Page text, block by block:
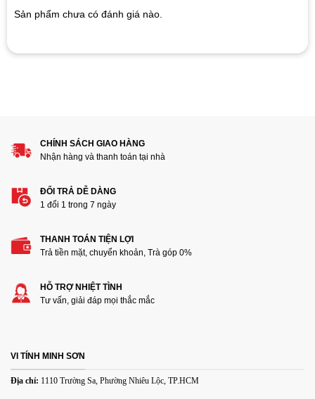
customer
ratings
Sản phẩm chưa có đánh giá nào.
Hãy là người đánh giá đầu tiên cho sản phẩm “Cáp Type-C
Thêm ảnh đánh giá
Email *
CHÍNH SÁCH GIAO HÀNG
Nhận hàng và thanh toán tại nhà
ĐỔI TRẢ DỄ DÀNG
1 đổi 1 trong 7 ngày
THANH TOÁN TIỆN LỢI
Trả tiền mặt, chuyển khoản, Trà góp 0%
HỖ TRỢ NHIỆT TÌNH
Tư vấn, giải đáp mọi thắc mắc
VI TÍNH MINH SƠN
Địa chỉ: 1110 Trường Sa, Phường Nhiêu Lộc, TP.HCM